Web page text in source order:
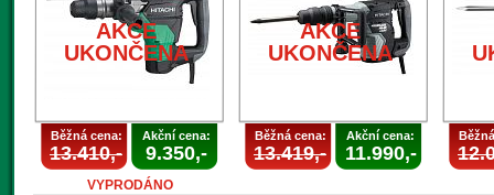
AKCE
UKONČENA
Běžná cena:
13.410,-
Akční cena:
9.350,-
VYPRODÁNO
AKCE
UKONČENA
Běžná cena:
13.419,-
Akční cena:
11.990,-